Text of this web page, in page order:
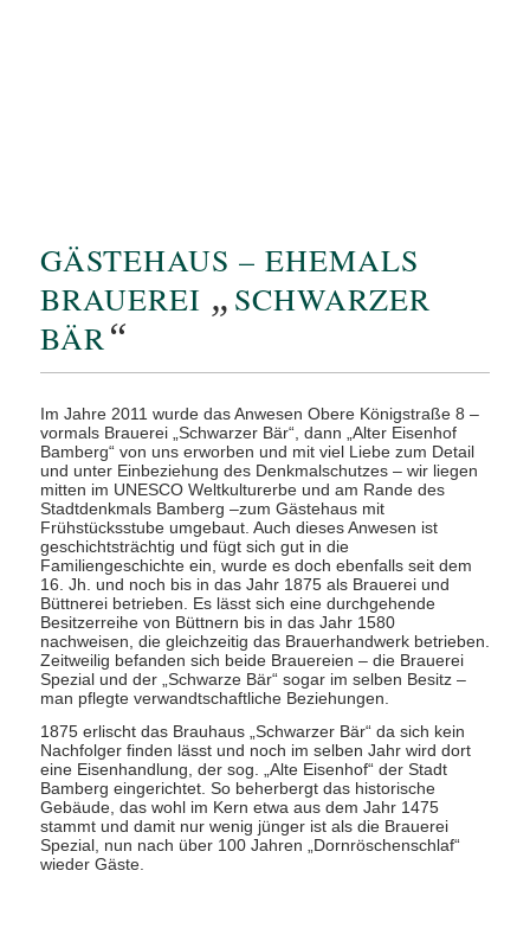
GÄSTEHAUS – EHEMALS
BRAUEREI „ SCHWARZER
BÄR “
Im Jahre 2011 wurde das Anwesen Obere Königstraße 8 –
vormals Brauerei „Schwarzer Bär“, dann „Alter Eisenhof
Bamberg“ von uns erworben und mit viel Liebe zum Detail
und unter Einbeziehung des Denkmalschutzes – wir liegen
mitten im UNESCO Weltkulturerbe und am Rande des
Stadtdenkmals Bamberg –zum Gästehaus mit
Frühstücksstube umgebaut. Auch dieses Anwesen ist
geschichtsträchtig und fügt sich gut in die
Familiengeschichte ein, wurde es doch ebenfalls seit dem
16. Jh. und noch bis in das Jahr 1875 als Brauerei und
Büttnerei betrieben. Es lässt sich eine durchgehende
Besitzerreihe von Büttnern bis in das Jahr 1580
nachweisen, die gleichzeitig das Brauerhandwerk betrieben.
Zeitweilig befanden sich beide Brauereien – die Brauerei
Spezial und der „Schwarze Bär“ sogar im selben Besitz –
man pflegte verwandtschaftliche Beziehungen.
1875 erlischt das Brauhaus „Schwarzer Bär“ da sich kein
Nachfolger finden lässt und noch im selben Jahr wird dort
eine Eisenhandlung, der sog. „Alte Eisenhof“ der Stadt
Bamberg eingerichtet. So beherbergt das historische
Gebäude, das wohl im Kern etwa aus dem Jahr 1475
stammt und damit nur wenig jünger ist als die Brauerei
Spezial, nun nach über 100 Jahren „Dornröschenschlaf“
wieder Gäste.